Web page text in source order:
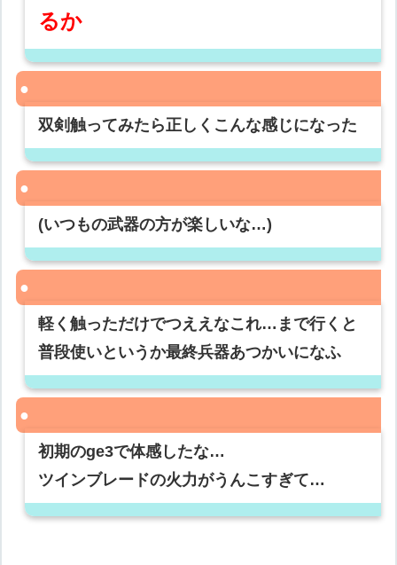
るか
双剣触ってみたら正しくこんな感じになった
(いつもの武器の方が楽しいな…)
軽く触っただけでつええなこれ…まで行くと
普段使いというか最終兵器あつかいになふ
初期のge3で体感したな…
ツインブレードの火力がうんこすぎて…